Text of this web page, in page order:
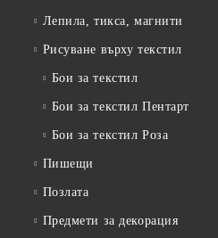
Лепила, тикса, магнити
Рисуване върху текстил
Бои за текстил
Бои за текстил Пентарт
Бои за текстил Роза
Пишещи
Позлата
Предмети за декорация